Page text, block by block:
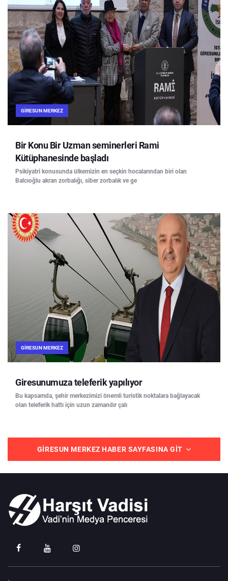
GIRESUN MERKEZ
Bir Konu Bir Uzman seminerleri Rami
Kütüphanesinde başladı
Psikiyatri konusunda ülkemizin en seçkin hocalarından biri olan
Balcıoğlu akran zorbalığı, siber zorbalık ve ge
GIRESUN MERKEZ
Giresunumuza teleferik yapılıyor
Bu kapsamda, şehir merkezimizi önemli turistik noktalara bağlayacak
olan teleferik hattı için uzun zamandır çalı
GIRESUN MERKEZ HABER SAYFASINA GIT